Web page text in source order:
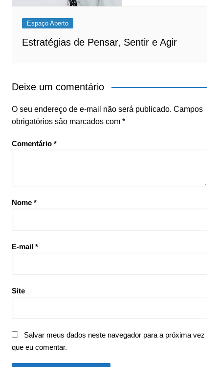
Espaço Aberto
Estratégias de Pensar, Sentir e Agir
Deixe um comentário
O seu endereço de e-mail não será publicado. Campos
obrigatórios são marcados com *
Comentário *
Nome *
E-mail *
Site
Salvar meus dados neste navegador para a próxima vez
que eu comentar.